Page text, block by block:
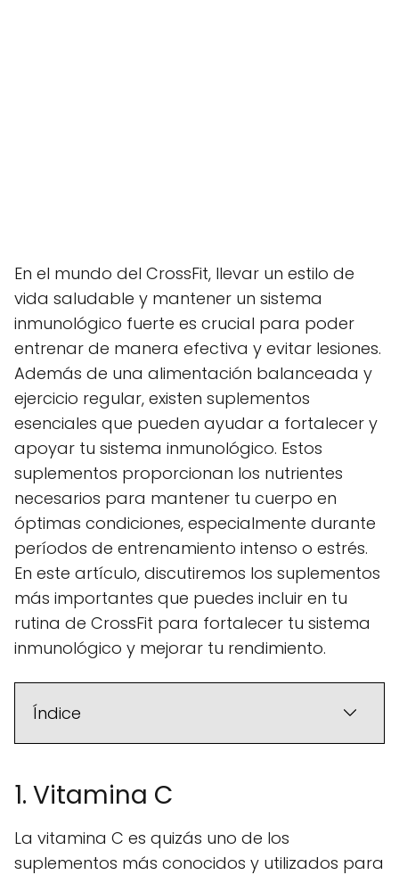
En el mundo del CrossFit, llevar un estilo de
vida saludable y mantener un sistema
inmunológico fuerte es crucial para poder
entrenar de manera efectiva y evitar lesiones.
Además de una alimentación balanceada y
ejercicio regular, existen suplementos
esenciales que pueden ayudar a fortalecer y
apoyar tu sistema inmunológico. Estos
suplementos proporcionan los nutrientes
necesarios para mantener tu cuerpo en
óptimas condiciones, especialmente durante
períodos de entrenamiento intenso o estrés.
En este artículo, discutiremos los suplementos
más importantes que puedes incluir en tu
rutina de CrossFit para fortalecer tu sistema
inmunológico y mejorar tu rendimiento.
Índice
1. Vitamina C
La vitamina C es quizás uno de los
suplementos más conocidos y utilizados para